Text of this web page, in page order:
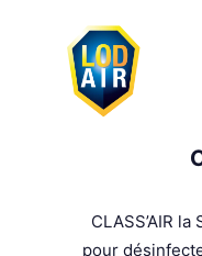
CLASS’AIR
pour